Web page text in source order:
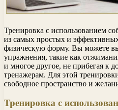
Тренировка с использованием
из самых простых и
физическую форму. Вы можете
упражнения, такие как
и многое другое, не прибегая к
тренажерам. Для этой
свободное пространство и
Тренировка с